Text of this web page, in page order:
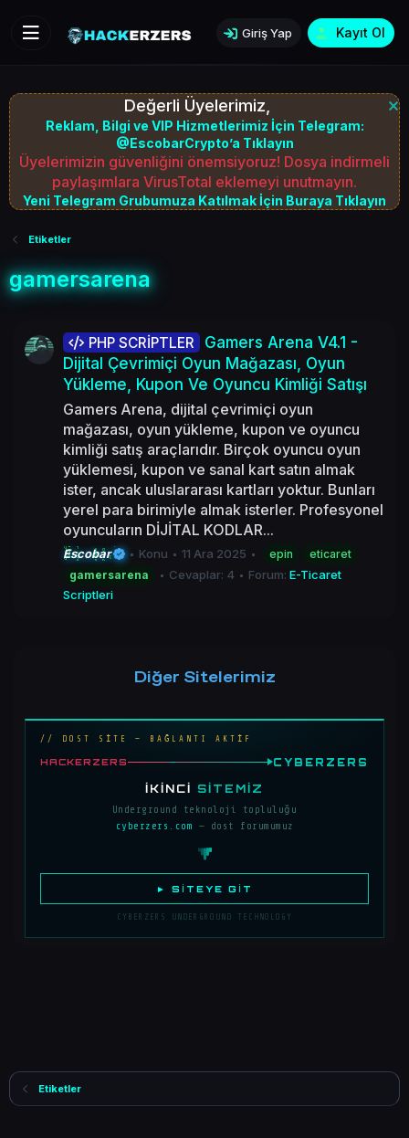
Giriş Yap Kayıt Ol
Değerli Üyelerimiz,
Reklam, Bilgi ve VIP Hizmetlerimiz İçin Telegram:
@EscobarCrypto’a Tıklayın
Üyelerimizin güvenliğini önemsiyoruz! Dosya indirmeli
paylaşımlara VirusTotal eklemeyi unutmayın.
Yeni Telegram Grubumuza Katılmak İçin Buraya Tıklayın
Etiketler
gamersarena
PHP SCRİPTLER
Gamers Arena V4.1 -
Dijital Çevrimiçi Oyun Mağazası, Oyun
Yükleme, Kupon Ve Oyuncu Kimliği Satışı
Gamers Arena, dijital çevrimiçi oyun
mağazası, oyun yükleme, kupon ve oyuncu
kimliği satış araçlarıdır. Birçok oyuncu oyun
yüklemesi, kupon ve sanal kart satın almak
ister, ancak uluslararası kartları yoktur. Bunları
yerel para birimiyle almak isterler. Profesyonel
oyuncuların DİJİTAL KODLAR...
Escobar Konu 11 Ara 2025 epin
eticaret
gamersarena
Cevaplar: 4 Forum:E-Ticaret
Scriptleri
Diğer Sitelerimiz
// DOST SİTE — BAĞLANTI AKTİF
HACKERZERS CYBERZERS
İKINCI SITEMIZ
Underground teknoloji topluluğu
cyberzers.com — dost forumumuz
► SITEYE GIT
CYBERZERS UNDERGROUND TECHNOLOGY
Etiketler